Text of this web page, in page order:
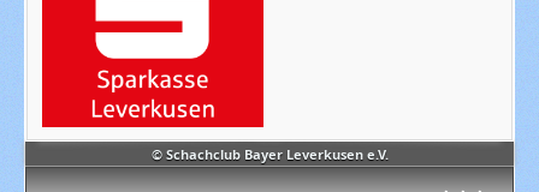
© Schachclub Bayer Leverkusen e.V.